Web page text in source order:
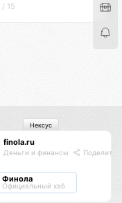
/ 15
finola.ru
Деньги и финансы
Финола
Официальный хаб
Нексус